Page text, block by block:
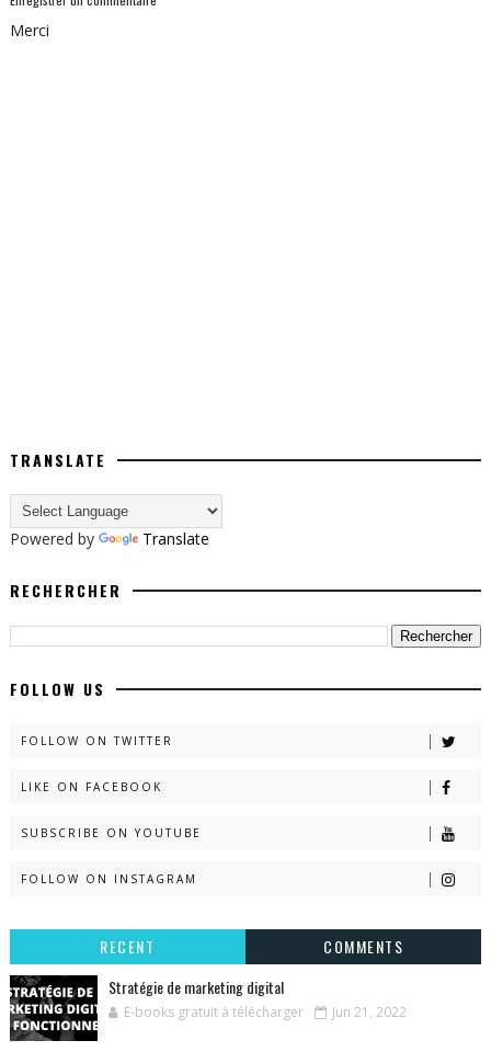
Merci
TRANSLATE
Powered by Translate
RECHERCHER
FOLLOW US
FOLLOW ON TWITTER
LIKE ON FACEBOOK
SUBSCRIBE ON YOUTUBE
FOLLOW ON INSTAGRAM
RECENT
COMMENTS
Stratégie de marketing digital
E-books gratuit à télécharger Jun 21, 2022